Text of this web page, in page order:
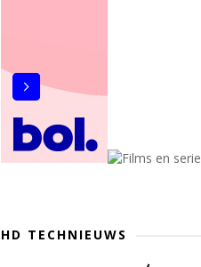
HD TECHNIEUWS